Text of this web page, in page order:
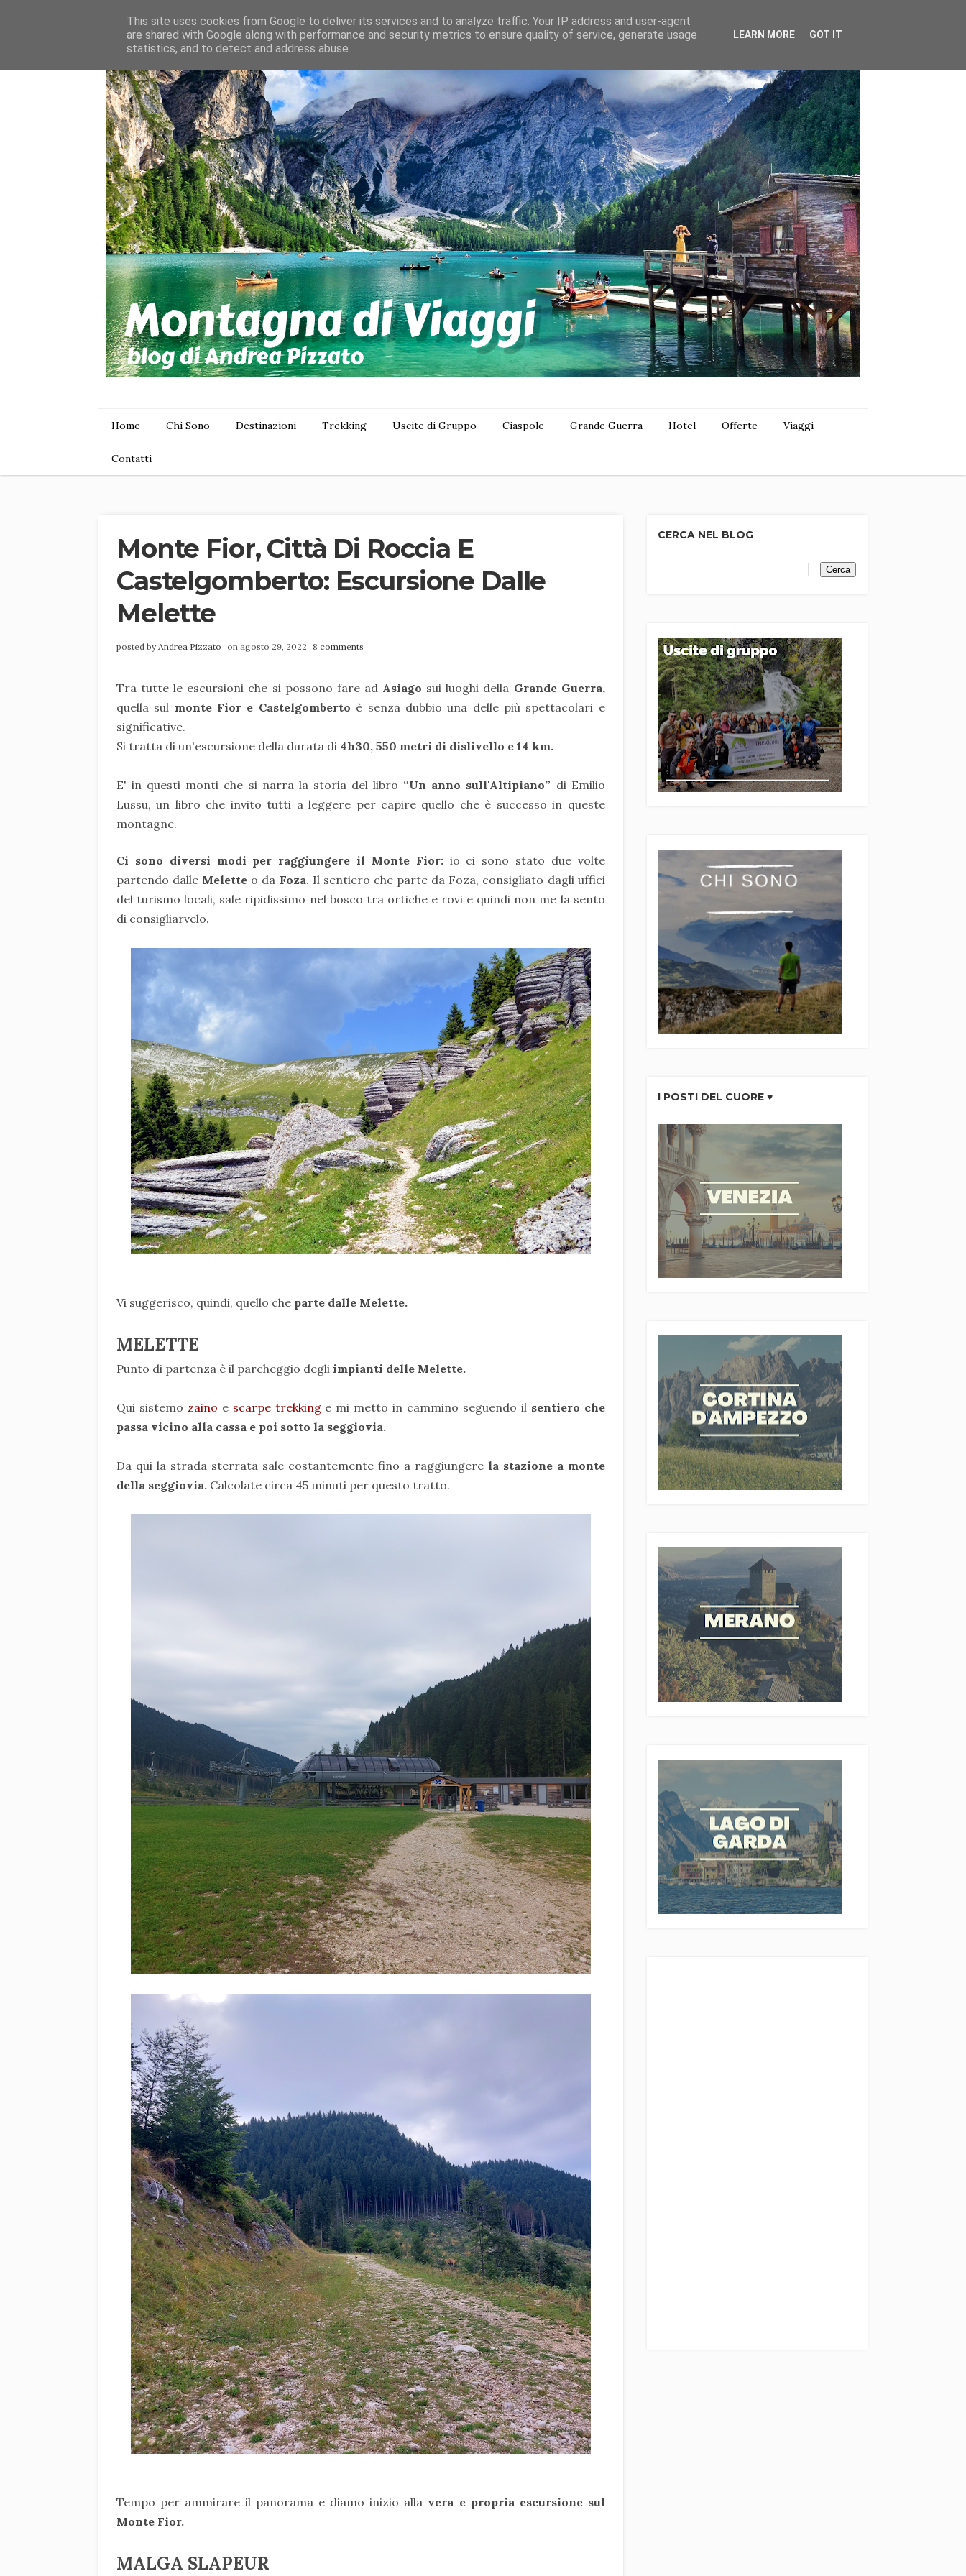
Home Chi Sono Destinazioni Trekking Uscite di Gruppo Ciaspole Grande Guerra Hotel Offerte Viaggi
Contatti
Monte Fior, Città Di Roccia E
Castelgomberto: Escursione Dalle
Melette
posted byAndrea Pizzato on agosto 29, 2022 8 comments
Tra tutte le escursioni che si possono fare ad Asiago sui luoghi della Grande Guerra,
quella sul monte Fior e Castelgomberto è senza dubbio una delle più spettacolari e
significative.
Si tratta di un'escursione della durata di 4h30, 550 metri di dislivello e 14 km.
E' in questi monti che si narra la storia del libro “Un anno sull'Altipiano” di Emilio
Lussu, un libro che invito tutti a leggere per capire quello che è successo in queste
montagne.
Ci sono diversi modi per raggiungere il Monte Fior:io ci sono stato due volte
partendo dalle Melette o da Foza. Il sentiero che parte da Foza, consigliato dagli uffici
del turismo locali, sale ripidissimo nel bosco tra ortiche e rovi e quindi non me la sento
di consigliarvelo.
Vi suggerisco, quindi, quello che parte dalle Melette.
MELETTE
Punto di partenza è il parcheggio degli impianti delle Melette.
Qui sistemo zaino e scarpe trekkinge mi metto in cammino seguendo ilsentiero che
passa vicino alla cassa e poi sotto la seggiovia.
Da qui la strada sterrata sale costantemente fino a raggiungere la stazione a monte
della seggiovia. Calcolate circa 45 minuti per questo tratto.
Tempo per ammirare il panorama e diamo inizio alla vera e propria escursione sul
Monte Fior.
MALGA SLAPEUR
CERCA NEL BLOG
I POSTI DEL CUORE ♥
This site uses cookies from Google to deliver its services and to analyze traffic. Your IP address and user-agent
are shared with Google along with performance and security metrics to ensure quality of service, generate usage
statistics, and to detect and address abuse.
LEARN MORE GOT IT